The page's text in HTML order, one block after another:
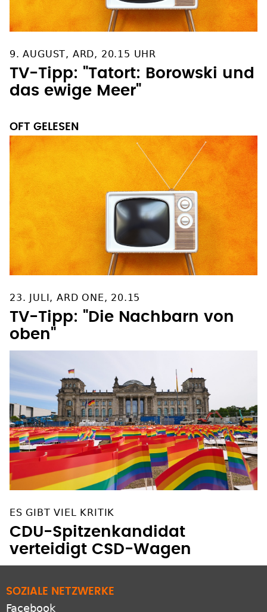
9. AUGUST, ARD, 20.15 UHR
TV-Tipp: "Tatort: Borowski und
das ewige Meer"
OFT GELESEN
23. JULI, ARD ONE, 20.15
TV-Tipp: "Die Nachbarn von
ES GIBT VIEL KRITIK
CDU-Spitzenkandidat
verteidigt CSD-Wagen
SOZIALE NETZWERKE